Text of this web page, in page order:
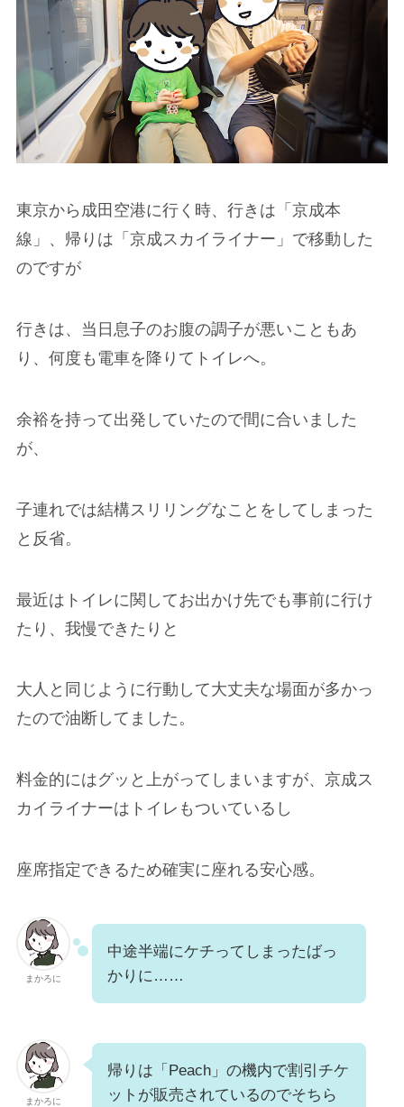
東京から成田空港に行く時、行きは「京成本
線」、帰りは「京成スカイライナー」で移動した
のですが
行きは、当日息子のお腹の調子が悪いこともあ
り、何度も電車を降りてトイレへ。
余裕を持って出発していたので間に合いました
が、
子連れでは結構スリリングなことをしてしまった
と反省。
最近はトイレに関してお出かけ先でも事前に行け
たり、我慢できたりと
大人と同じように行動して大丈夫な場面が多かっ
たので油断してました。
料金的にはグッと上がってしまいますが、京成ス
カイライナーはトイレもついているし
座席指定できるため確実に座れる安心感。
まかろに
中途半端にケチってしまったばっ
かりに……
まかろに
帰りは「Peach」の機内で割引チケ
ットが販売されているのでそちら